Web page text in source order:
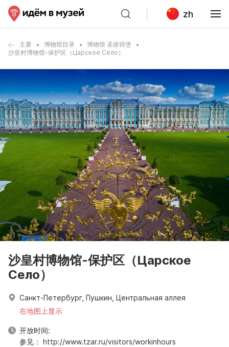
zh
主要 博物馆目录
博物馆 圣彼得堡
沙皇村博物馆-保护区（Царское Село）
沙皇村博物馆-保护区（Царское
Село）
Санкт-Петербург, Пушкин, Центральная аллея
在地图上显示
开放时间:
参见： http://www.tzar.ru/visitors/workinhours